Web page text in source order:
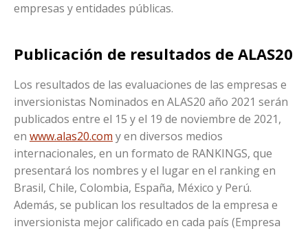
empresas y entidades públicas.
Publicación de resultados de ALAS20
Los resultados de las evaluaciones de las empresas e
inversionistas Nominados en ALAS20 año 2021 serán
publicados entre el 15 y el 19 de noviembre de 2021,
en www.alas20.com y en diversos medios
internacionales, en un formato de RANKINGS, que
presentará los nombres y el lugar en el ranking en
Brasil, Chile, Colombia, España, México y Perú.
Además, se publican los resultados de la empresa e
inversionista mejor calificado en cada país (Empresa